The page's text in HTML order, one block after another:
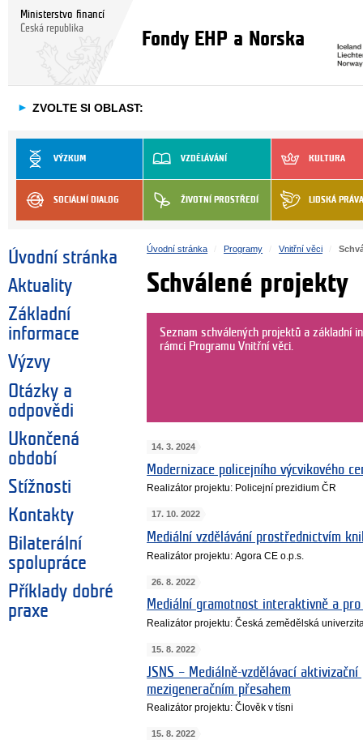
Ministerstvo financí
Česká republika
Fondy EHP a Norska
► ZVOLTE SI OBLAST:
VÝZKUM VZDĚLÁVÁNÍ KULTURA
SOCIÁLNÍ DIALOG ŽIVOTNÍ PROSTŘEDÍ LIDSKÁ PRÁVA
Úvodní stránka
Aktuality
Základní
informace
Výzvy
Otázky a
odpovědi
Ukončená
období
Stížnosti
Kontakty
Bilaterální
spolupráce
Příklady dobré
praxe
Úvodní stránka Programy Vnitřní věci
Schválené projekty
Seznam schválených projektů a základní
rámci Programu Vnitřní věci.
14. 3. 2024
Modernizace policejního výcvikového
Realizátor projektu: Policejní prezidium ČR
17. 10. 2022
Mediální vzdělávání prostřednictvím
Realizátor projektu: Agora CE o.p.s.
26. 8. 2022
Mediální gramotnost interaktivně a pro
Realizátor projektu: Česká zemědělská
15. 8. 2022
JSNS – Mediálně-vzdělávací
mezigeneračním přesahem
Realizátor projektu: Člověk v tísni
15. 8. 2022